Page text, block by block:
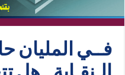
فــي المليان